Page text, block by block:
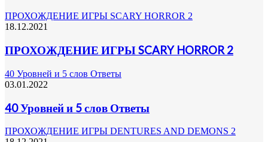
ПРОХОЖДЕНИЕ ИГРЫ SCARY HORROR 2
18.12.2021
ПРОХОЖДЕНИЕ ИГРЫ SCARY HORROR 2
40 Уровней и 5 слов Ответы
03.01.2022
40 Уровней и 5 слов Ответы
ПРОХОЖДЕНИЕ ИГРЫ DENTURES AND DEMONS 2